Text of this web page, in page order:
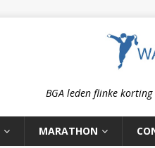
BGA leden flinke korting
MARATHON